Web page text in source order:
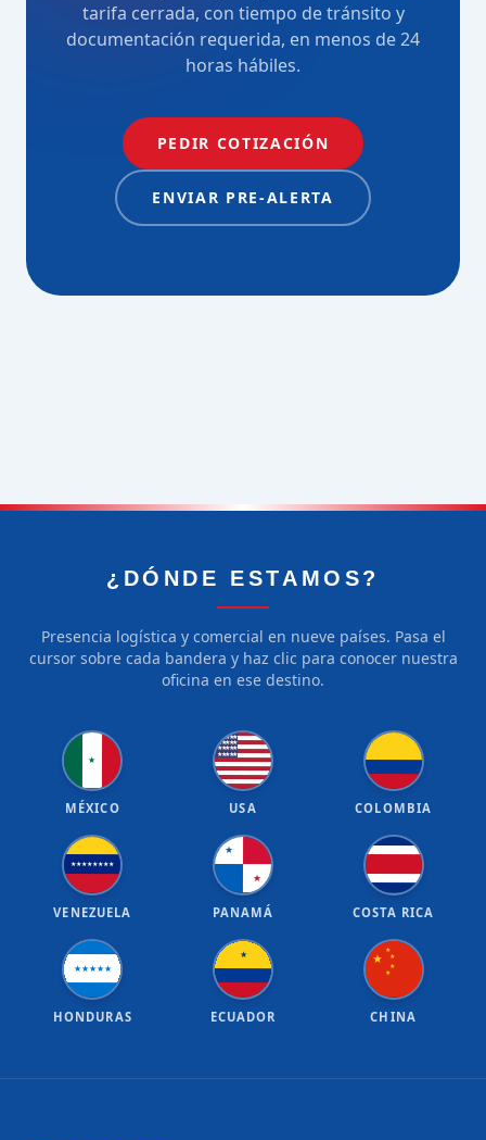
tarifa cerrada, con tiempo de tránsito y
documentación requerida, en menos de 24
horas hábiles.
PEDIR COTIZACIÓN
ENVIAR PRE-ALERTA
¿DÓNDE ESTAMOS?
Presencia logística y comercial en nueve países. Pasa el
cursor sobre cada bandera y haz clic para conocer nuestra
oficina en ese destino.
★
MÉXICO
★★★★
★★★★★
★★★★★
★★★★★
USA COLOMBIA
★★★★★★★★
VENEZUELA
★
★
PANAMÁ COSTA RICA
★★★★★
HONDURAS
★
ECUADOR
★
★
★
★
★
CHINA